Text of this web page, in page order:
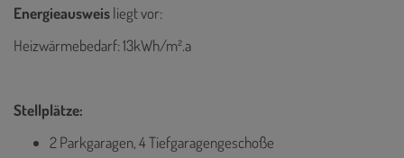
Energieausweisliegt vor:
Heizwärmebedarf: 13kWh/m².a
Stellplätze:
2 Parkgaragen, 4 Tiefgaragengeschoße